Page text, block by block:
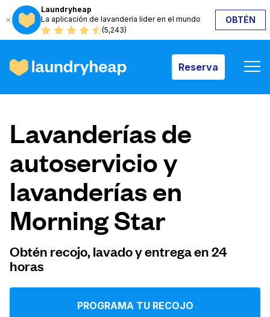
Laundryheap
La aplicación de lavandería líder en el mundo
(5,243)
OBTÉN
Reserva
Reserva
Cómo funciona
Precios y servicios
Quiénes somos
Para las empresas
Iniciar sesión
Lavanderías de
autoservicio y
lavanderías en
Morning Star
Obtén recojo, lavado y entrega en 24
horas
PROGRAMA TU RECOJO